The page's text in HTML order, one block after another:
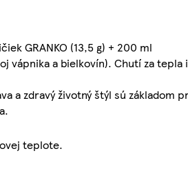
GRANKO (13,5 g) + 200 ml
vápnika a bielkovín). Chutí za tepla
a zdravý životný štýl sú základom
teplote.